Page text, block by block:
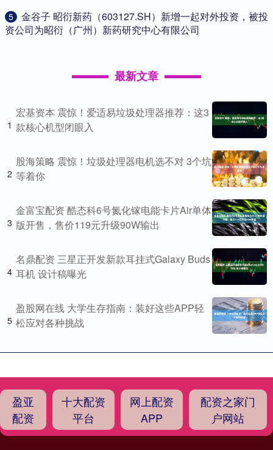
5
​金谷子 昭衍新药（603127.SH）新增一起对外投资，被投
资公司为昭衍（广州）新药研究中心有限公司
最新文章
1
宏基资本 震惊！爱适易垃圾处理器推荐：这3
款核心机型闭眼入
2
股海策略 震惊！垃圾处理器电机选不对 3个坑
等着你
3
金富宝配资 酷态科6号氮化镓电能卡片Air单体
版开售，售价119元升级90W输出
4
名鼎配资 三星正开发新款耳挂式Galaxy Buds
耳机 设计稿曝光
5
盈股网在线 大学生存指南：装好这些APP轻
松应对各种挑战
盈亚
配资
十大配资
平台
网上配资
APP
配资之家门
户网站